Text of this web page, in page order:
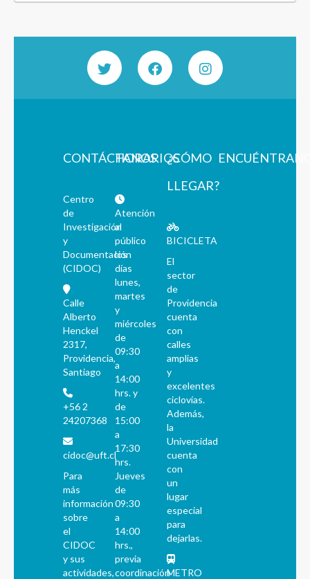
CONTÁCTANOS
Centro
de
Investigación
y
Documentación
(CIDOC)
Calle
Alberto
Henckel
2317,
Providencia,
Santiago
+56 2
24207368
cidoc@uft.cl
Para
más
información
sobre
el
CIDOC
y sus
actividades,
HORARIOS
Atención
al
público
los
días
lunes,
martes
y
miércoles
de
09:30
a
14:00
hrs. y
de
15:00
a
17:30
hrs.
Jueves
de
09:30
a
14:00
hrs.,
previa
coordinación
¿CÓMO
LLEGAR?
BICICLETA
El
sector
de
Providencia
cuenta
con
calles
amplias
y
excelentes
ciclovías.
Además,
la
Universidad
cuenta
con
un
lugar
especial
para
dejarlas.
METRO